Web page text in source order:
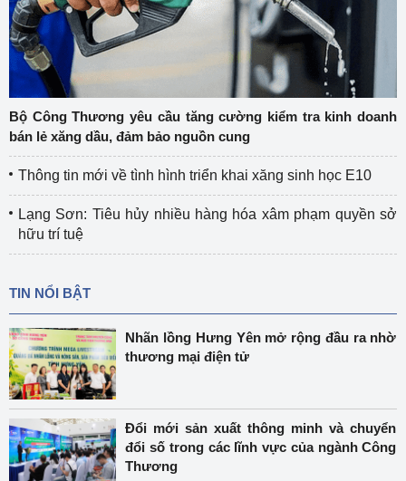
Bộ Công Thương yêu cầu tăng cường kiểm tra kinh doanh
bán lẻ xăng dầu, đảm bảo nguồn cung
Thông tin mới về tình hình triển khai xăng sinh học E10
Lạng Sơn: Tiêu hủy nhiều hàng hóa xâm phạm quyền sở
hữu trí tuệ
TIN NỔI BẬT
Nhãn lồng Hưng Yên mở rộng đầu ra nhờ
thương mại điện tử
Đổi mới sản xuất thông minh và chuyển
đổi số trong các lĩnh vực của ngành Công
Thương